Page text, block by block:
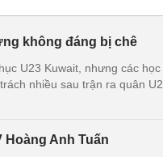
không đáng bị chê
U23 Kuwait, nhưng các
nhiều sau trận ra quân
Anh Tuấn